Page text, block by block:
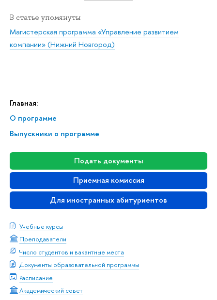
Главная:
О программе
Выпускники о программе
Подать документы
Приемная комиссия
Для иностранных абитуриентов
Учебные курсы
Преподаватели
Число студентов и вакантные места
Документы образовательной программы
Расписание
Академический совет
В статье упомянуты
Магистерская программа «Управление развитием
компании» (Нижний Новгород)